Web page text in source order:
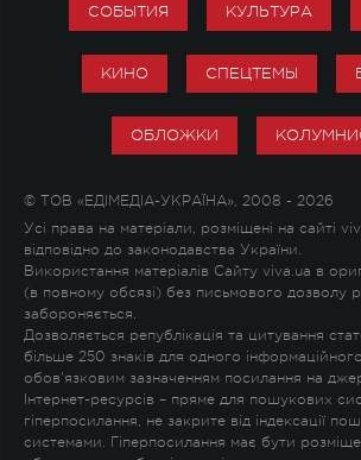
СОБЫТИЯ КУЛЬТУРА
КИНО СПЕЦТЕМЫ
ОБЛОЖКИ
© ТОВ «ЕДІМЕДІА-УКРАЇНА», 2008 - 2026
Усі права на матеріали, розміщені на сайті
відповідно до законодавства України.
Використання матеріалів Сайту viva.ua в
(в повному обсязі) без письмового дозволу
забороняється.
Дозволяється републікація та цитування
більше 250 знаків для одного
обов'язковим зазначенням посилання на
Інтернет-ресурсів – пряме для пошукових
гіперпосилання, не закрите від індексації
системами. Гіперпосилання має бути